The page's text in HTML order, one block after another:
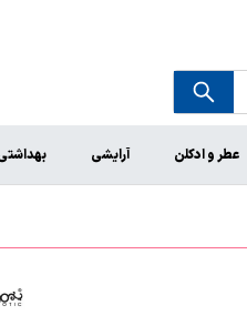
عطر و ادکلن آرایشی